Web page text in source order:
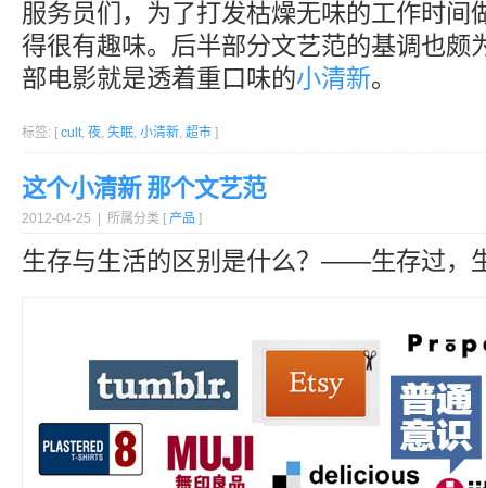
服务员们，为了打发枯燥无味的工作时间
得很有趣味。后半部分文艺范的基调也颇
部电影就是透着重口味的小清新。
标签: [ cult, 夜, 失眠, 小清新, 超市 ]
这个小清新 那个文艺范
2012-04-25 | 所属分类 [ 产品 ]
生存与生活的区别是什么？——生存过，